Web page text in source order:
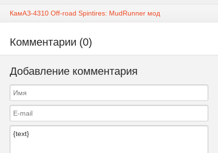
КамАЗ-4310 Off-road Spintires: MudRunner мод
Комментарии (0)
Добавление комментария